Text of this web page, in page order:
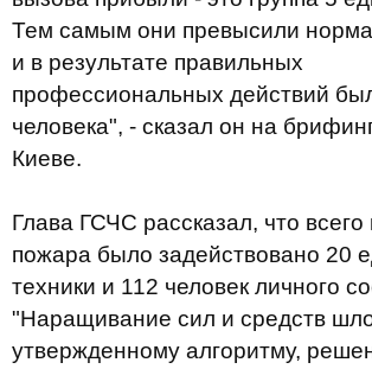
Тем самым они превысили
и в результате правильных
профессиональных действий
человека", - сказал он на
Киеве.
Глава ГСЧС рассказал, что
пожара было задействовано 20
техники и 112 человек личного
"Наращивание сил и средств
утвержденному алгоритму,